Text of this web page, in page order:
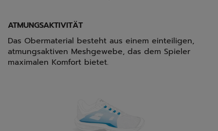
ATMUNGSAKTIVITÄT
Das Obermaterial besteht aus einem einteiligen,
atmungsaktiven Meshgewebe, das dem Spieler
maximalen Komfort bietet.